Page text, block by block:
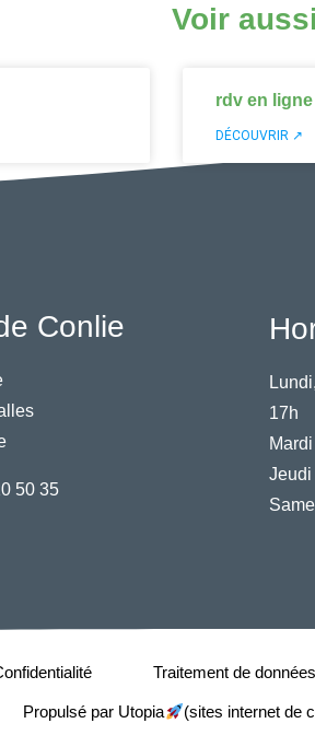
Voir
rdv en ligne
DÉCOUVRIR ↗
Conlie
50 35
17h
Mardi
Jeudi
Traitement de
Propulsé par Utopia (sites internet de